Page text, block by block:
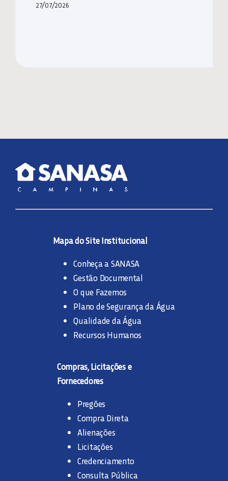
27/07/2026
Mapa do Site Institucional
Conheça a SANASA
Gestão Documental
O que Fazemos
Plano de Segurança da Água
Qualidade da Água
Recursos Humanos
Compras, Licitações e
Fornecedores
Pregões
Compra Direta
Alienações
Licitações
Credenciamento
Consulta Pública